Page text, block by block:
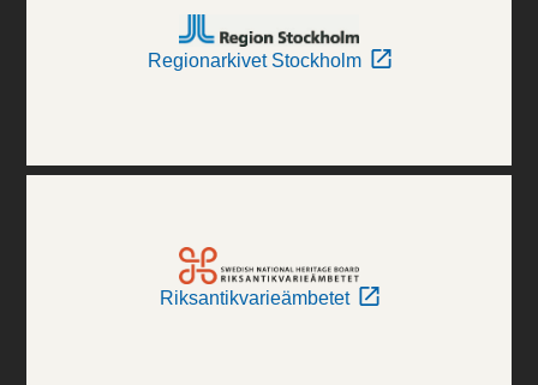
Regionarkivet Stockholm
Riksantikvarieämbetet